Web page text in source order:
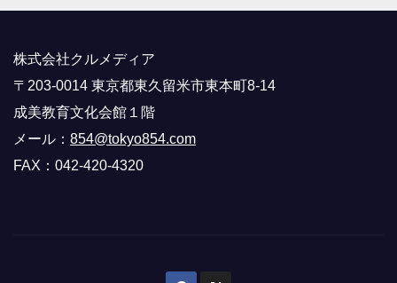
株式会社クルメディア
〒203-0014 東京都東久留米市東本町8-14
成美教育文化会館１階
メール： 854@tokyo854.com
FAX：042-420-4320